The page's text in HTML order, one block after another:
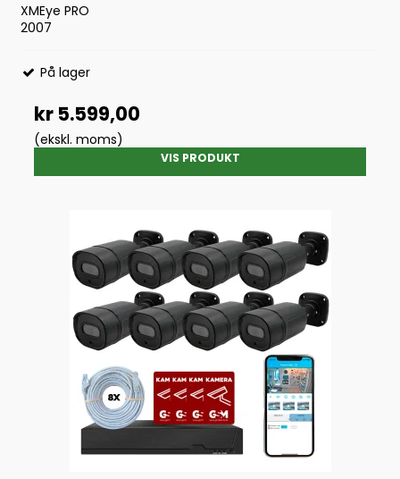
XMEye PRO
2007
På lager
kr 5.599,00
(ekskl. moms)
VIS PRODUKT